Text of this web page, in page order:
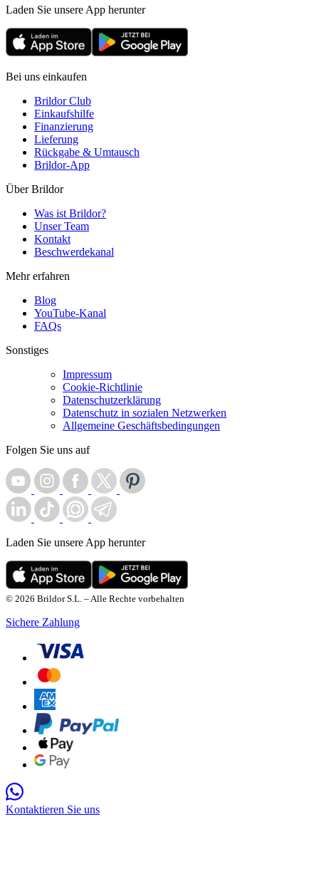
Laden Sie unsere App herunter
Bei uns einkaufen
Brildor Club
Einkaufshilfe
Finanzierung
Lieferung
Rückgabe & Umtausch
Brildor-App
Über Brildor
Was ist Brildor?
Unser Team
Kontakt
Beschwerdekanal
Mehr erfahren
Blog
YouTube-Kanal
FAQs
Sonstiges
Impressum
Cookie-Richtlinie
Datenschutzerklärung
Datenschutz in sozialen Netzwerken
Allgemeine Geschäftsbedingungen
Folgen Sie uns auf
Laden Sie unsere App herunter
© 2026 Brildor S.L. – Alle Rechte vorbehalten
Sichere Zahlung
Kontaktieren Sie uns